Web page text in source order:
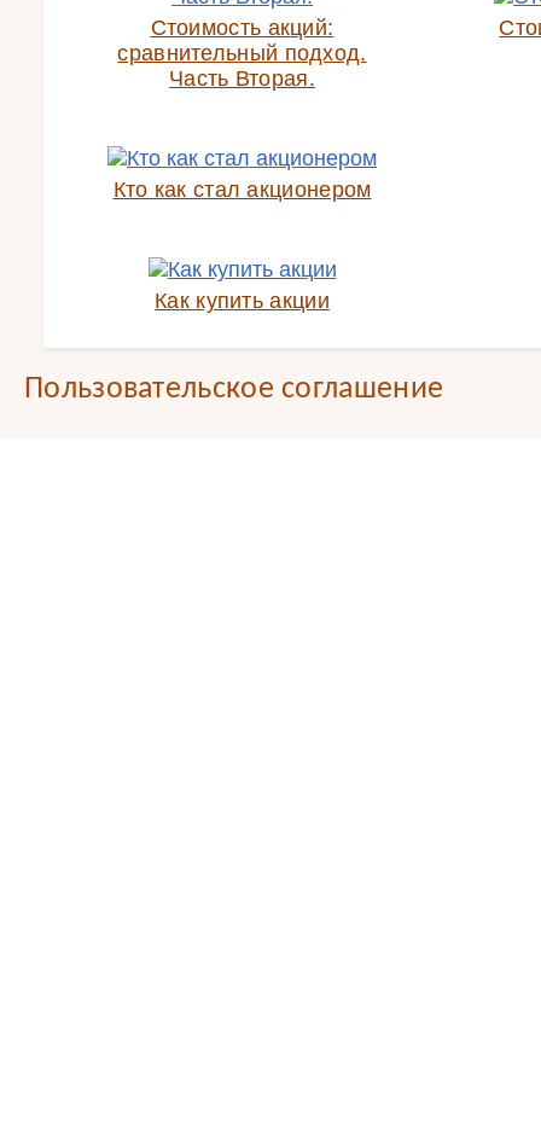
Стоимость акций:
сравнительный подход.
Часть Вторая.
Кто как стал акционером
Как купить акции
Пользовательское соглашение